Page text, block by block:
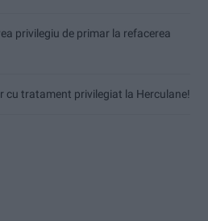
privilegiu de primar la refacerea
cu tratament privilegiat la Herculane!